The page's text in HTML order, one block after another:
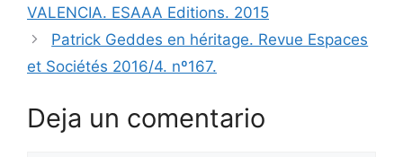
VALENCIA. ESAAA Editions. 2015
Patrick Geddes en héritage. Revue Espaces
et Sociétés 2016/4. nº167.
Deja un comentario